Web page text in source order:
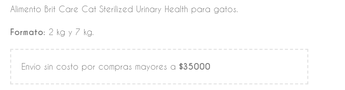
Alimento Brit Care Cat Sterilized Urinary Health para gatos.
Formato: 2 kg y 7 kg.
Envío sin costo por compras mayores a $35000